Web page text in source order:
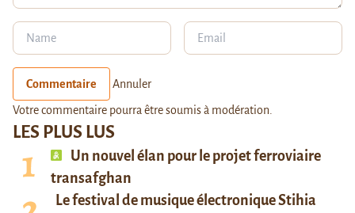
LES PLUS LUS
Un nouvel élan pour le projet ferroviaire
transafghan
Le festival de musique électronique Stihia
Commentaire Annuler
Votre commentaire pourra être soumis à modération.